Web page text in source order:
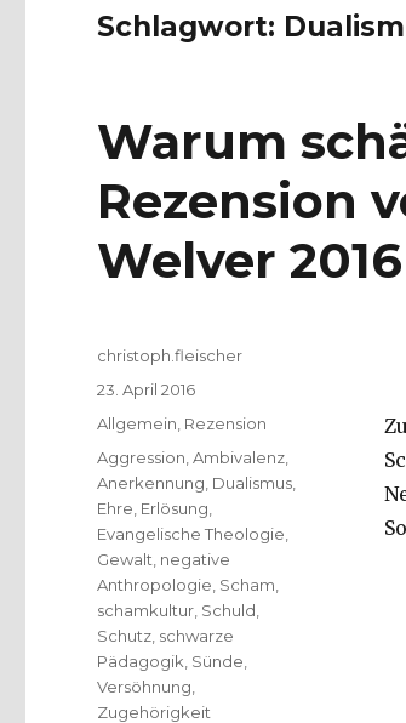
Schlagwort:
Warum
Rezension
Welver 2016
Autor
christoph.fleischer
Veröffentlicht
am
23. April 2016
Kategorien
Allgemein Rezension
Schlagwörter
Aggression ,Ambivalenz
Anerkennung Dualismus
Ehre Erlösung
Evangelische Theologie
Gewalt negative
Anthropologie Scham
schamkultur Schuld
Schutz schwarze
Pädagogik Sünde
Versöhnung
Zugehörigkeit